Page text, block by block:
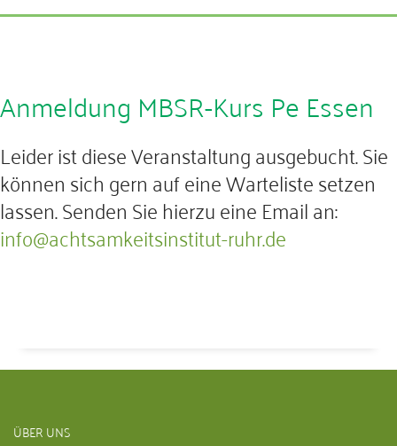
Anmeldung MBSR-Kurs Pe Essen
Leider ist diese Veranstaltung ausgebucht. Sie
können sich gern auf eine Warteliste setzen
lassen. Senden Sie hierzu eine Email an:
info@achtsamkeitsinstitut-ruhr.de
ÜBER UNS